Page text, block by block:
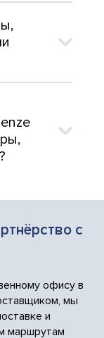
с
офису в
мы
и
маршрутам